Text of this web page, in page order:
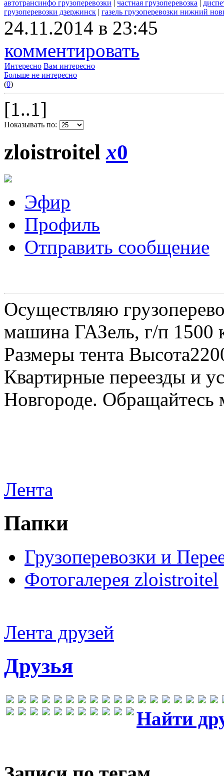
автотрансинфо грузоперевозки частная грузоперевозка
грузоперевозки дзержинск | газель грузоперевозки нижний
24.11.2014 в 23:45
комментировать
Интересно Вам интересно
Больше не интересно
(0)
[1..1]
Показывать по:
zloistroitelx0
Эфир
Профиль
Отправить сообщение
Осуществляю
машина ГАЗель, г/п 1500
Размеры тента
Квартирные переезды и
Новгороде.
Лента
Папки
Грузоперевозки и
Фотогалерея zloistroitel
Лента друзей
Друзья
Найти